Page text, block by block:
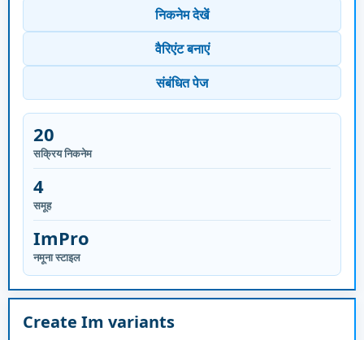
निकनेम देखें
वैरिएंट बनाएं
संबंधित पेज
20
सक्रिय निकनेम
4
समूह
ImPro
नमूना स्टाइल
Create Im variants